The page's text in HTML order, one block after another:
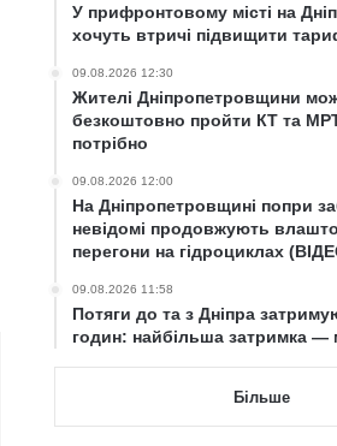
У прифронтовому місті на
хочуть втричі підвищити
09.08.2026 12:30
Жителі Дніпропетровщини
безкоштовно пройти КТ та
потрібно
09.08.2026 12:00
На Дніпропетровщині попри
невідомі продовжують
перегони на гідроциклах
09.08.2026 11:58
Потяги до та з Дніпра
годин: найбільша затримка —
Більше